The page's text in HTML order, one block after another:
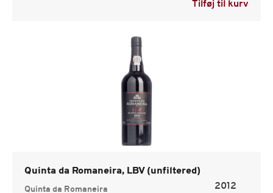
Tilføj til kurv
Quinta da Romaneira, LBV (unfiltered)
Quinta da Romaneira 2012